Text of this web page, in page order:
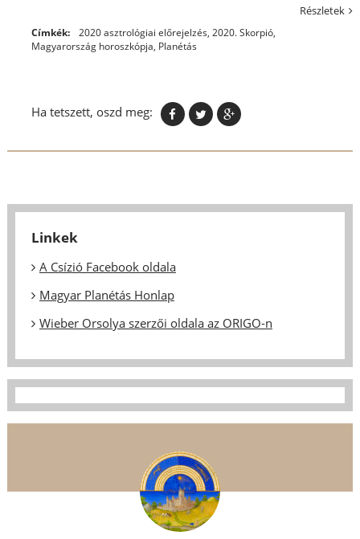
Részletek
Címkék: 2020 asztrológiai előrejelzés, 2020. Skorpió,
Magyarország horoszkópja, Planétás
Ha tetszett, oszd meg:
Linkek
A Csízió Facebook oldala
Magyar Planétás Honlap
Wieber Orsolya szerzői oldala az ORIGO-n